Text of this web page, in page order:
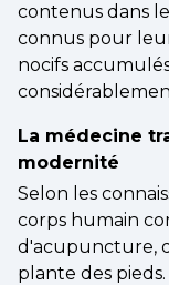
contenus dans
connus pour
nocifs
La médecine
modernité
Selon les
corps humain
d'acupuncture,
plante des